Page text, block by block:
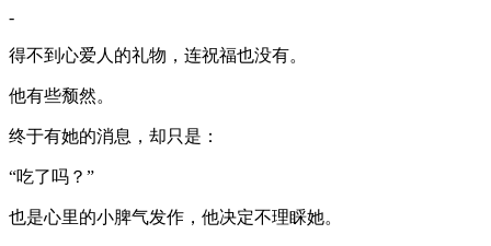
-
得不到心爱人的礼物，连祝福也没有。
他有些颓然。
终于有她的消息，却只是：
“吃了吗？”
也是心里的小脾气发作，他决定不理睬她。